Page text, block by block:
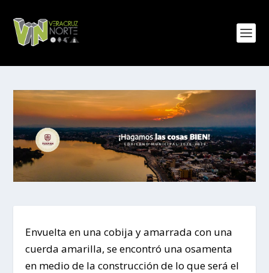
Envuelta en una cobija y amarrada con una
cuerda amarilla, se encontró una osamenta
en medio de la construcción de lo que será el